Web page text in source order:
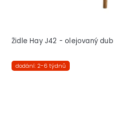
Židle Hay J42 - olejovaný dub
dodání: 2-6 týdnů